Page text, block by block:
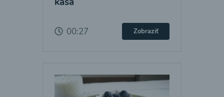
00:27 Zobraziť